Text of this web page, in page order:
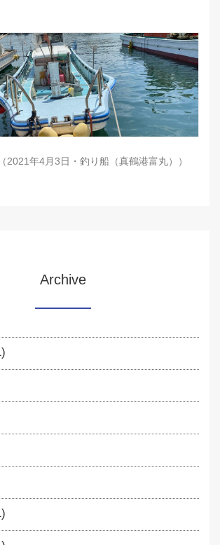
2021年4月3日・釣り船（真鶴港富丸））
Archive